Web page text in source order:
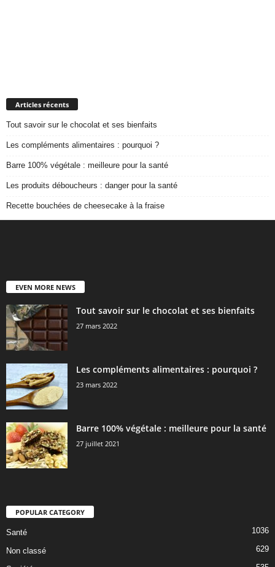
Articles récents
Tout savoir sur le chocolat et ses bienfaits
Les compléments alimentaires : pourquoi ?
Barre 100% végétale : meilleure pour la santé
Les produits déboucheurs : danger pour la santé
Recette bouchées de cheesecake à la fraise
EVEN MORE NEWS
Tout savoir sur le chocolat et ses bienfaits
27 mars 2022
Les compléments alimentaires : pourquoi ?
23 mars 2022
Barre 100% végétale : meilleure pour la santé
27 juillet 2021
POPULAR CATEGORY
Santé 1036
Non classé 629